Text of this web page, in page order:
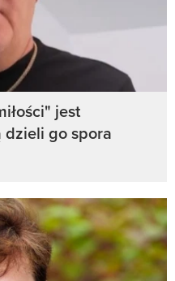
jest
dzieli go spora